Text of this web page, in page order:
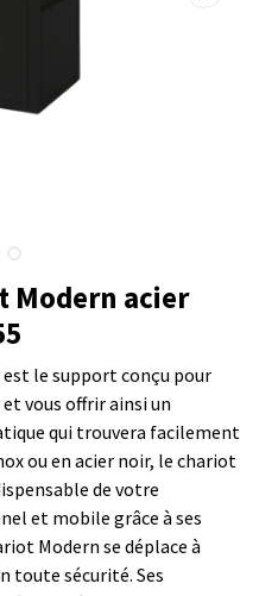
Modern acier
le support conçu pour
vous offrir ainsi un
qui trouvera facilement
ou en acier noir, le chariot
de votre
et mobile grâce à ses
Modern se déplace à
toute sécurité. Ses